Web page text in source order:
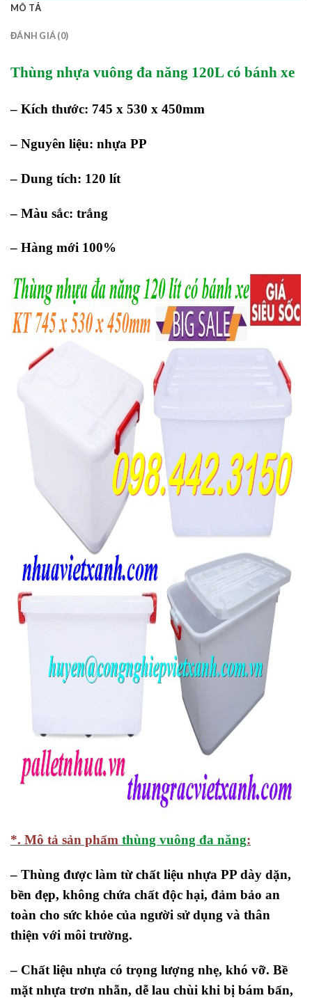
MÔ TẢ
ĐÁNH GIÁ (0)
Thùng nhựa vuông đa năng 120L có bánh xe
– Kích thước: 745 x 530 x 450mm
– Nguyên liệu: nhựa PP
– Dung tích: 120 lít
– Màu sắc: trắng
– Hàng mới 100%
*. Mô tả sản phẩm thùng vuông đa năng:
– Thùng được làm từ chất liệu nhựa PP dày dặn,
bền đẹp, không chứa chất độc hại, đảm bảo an
toàn cho sức khỏe của người sử dụng và thân
thiện với môi trường.
– Chất liệu nhựa có trọng lượng nhẹ, khó vỡ. Bề
mặt nhựa trơn nhẵn, dễ lau chùi khi bị bám bẩn,